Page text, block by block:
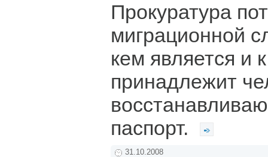
Прокуратура
миграционной
кем является и
принадлежит
паспорт.
31.10.2008